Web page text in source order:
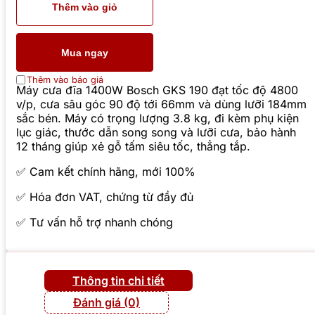
Thêm vào giỏ
Mua ngay
Thêm vào báo giá
Máy cưa đĩa 1400W Bosch GKS 190 đạt tốc độ 4800
v/p, cưa sâu góc 90 độ tới 66mm và dùng lưỡi 184mm
sắc bén. Máy có trọng lượng 3.8 kg, đi kèm phụ kiện
lục giác, thước dẫn song song và lưỡi cưa, bảo hành
12 tháng giúp xẻ gỗ tấm siêu tốc, thẳng tắp.
✅ Cam kết chính hãng, mới 100%
✅ Hóa đơn VAT, chứng từ đầy đủ
✅ Tư vấn hỗ trợ nhanh chóng
Thông tin chi tiết
Đánh giá (0)